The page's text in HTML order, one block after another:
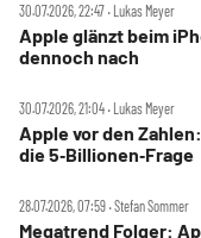
30.07.2026, 22:47 ‧ Lukas Meyer
Apple glänzt beim
dennoch nach
30.07.2026, 21:04 ‧ Lukas Meyer
Apple vor den
die 5‑Billionen‑Frage
28.07.2026, 07:59 ‧ Stefan Sommer
Megatrend Folger: